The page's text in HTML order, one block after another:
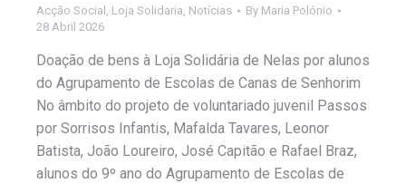
Acção Social , Loja Solidaria, Notícias By Maria Polónio
28 Abril 2026
Doação de bens à Loja Solidária de Nelas por alunos
do Agrupamento de Escolas de Canas de Senhorim
No âmbito do projeto de voluntariado juvenil Passos
por Sorrisos Infantis, Mafalda Tavares, Leonor
Batista, João Loureiro, José Capitão e Rafael Braz,
alunos do 9º ano do Agrupamento de Escolas de